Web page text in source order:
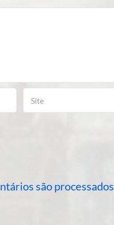
são processados